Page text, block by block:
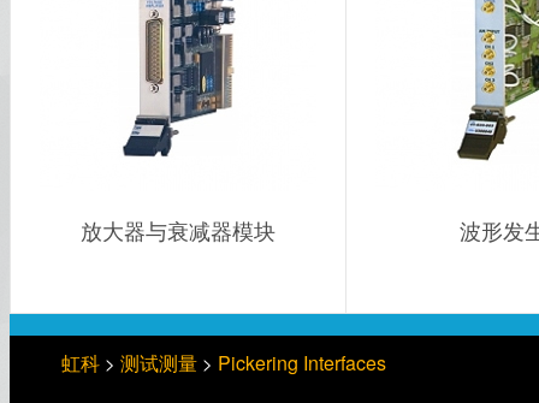
放大器与衰减器模块 波形发
虹科 > 测试测量 > Pickering Interfaces